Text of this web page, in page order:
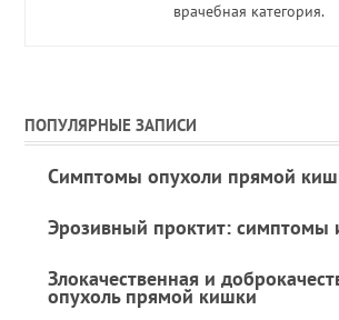
врачебная категория.
ПОПУЛЯРНЫЕ ЗАПИСИ
Симптомы опухоли прямой
Эрозивный проктит: симптомы
Злокачественная и
опухоль прямой кишки